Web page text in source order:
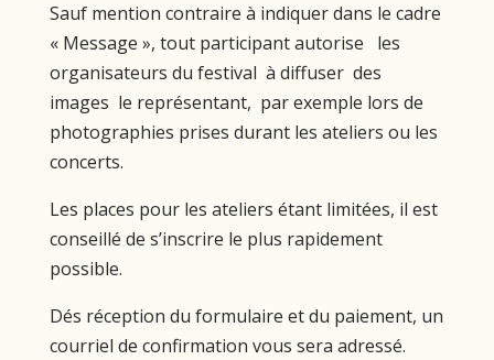
Sauf mention contraire à indiquer dans le cadre
« Message », tout participant autorise les
organisateurs du festival à diffuser des
images le représentant, par exemple lors de
photographies prises durant les ateliers ou les
concerts.
Les places pour les ateliers étant limitées, il est
conseillé de s’inscrire le plus rapidement
possible.
Dés réception du formulaire et du paiement, un
courriel de confirmation vous sera adressé.